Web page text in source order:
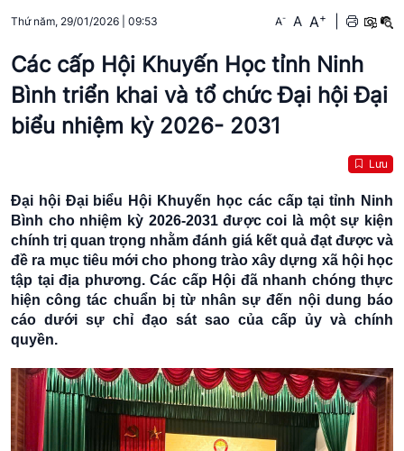
Thứ năm, 29/01/2026 09:53 A- A A+
Các cấp Hội Khuyến Học tỉnh Ninh
Bình triển khai và tổ chức Đại hội Đại
biểu nhiệm kỳ 2026- 2031
Lưu
Đại hội Đại biểu Hội Khuyến học các cấp tại tỉnh Ninh
Bình cho nhiệm kỳ 2026-2031 được coi là một sự kiện
chính trị quan trọng nhằm đánh giá kết quả đạt được và
đề ra mục tiêu mới cho phong trào xây dựng xã hội học
tập tại địa phương. Các cấp Hội đã nhanh chóng thực
hiện công tác chuẩn bị từ nhân sự đến nội dung báo
cáo dưới sự chỉ đạo sát sao của cấp ủy và chính
quyền.